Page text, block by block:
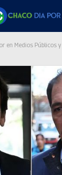
Públicos y será